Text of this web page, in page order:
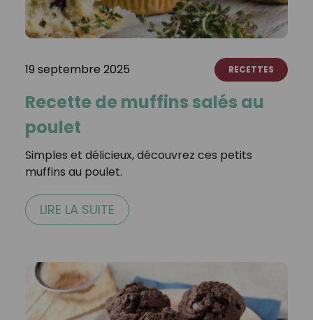
19 septembre 2025 RECETTES
Recette de muffins salés au
poulet
Simples et délicieux, découvrez ces petits
muffins au poulet.
LIRE LA SUITE